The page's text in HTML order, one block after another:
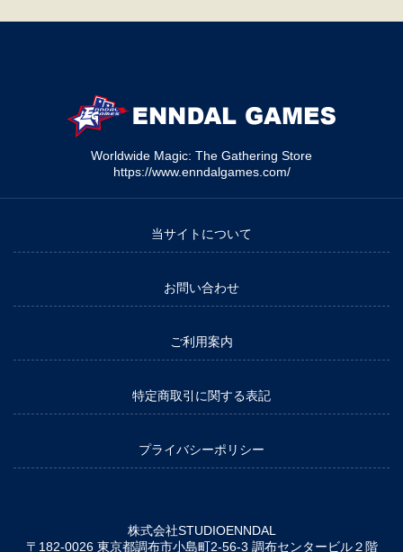
Worldwide Magic: The Gathering Store
https://www.enndalgames.com/
当サイトについて
お問い合わせ
ご利用案内
特定商取引に関する表記
プライバシーポリシー
株式会社STUDIOENNDAL
〒182-0026 東京都調布市小島町2-56-3 調布センタービル２階